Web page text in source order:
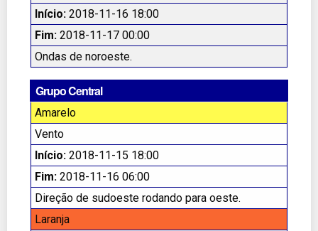
Início: 2018-11-16 18:00
Fim: 2018-11-17 00:00
Ondas de noroeste.
Grupo Central
Amarelo
Vento
Início: 2018-11-15 18:00
Fim: 2018-11-16 06:00
Direção de sudoeste rodando para oeste.
Laranja